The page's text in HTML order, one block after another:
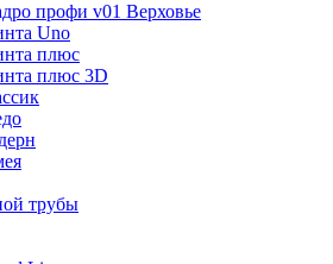
профи v01 Верховье
Uno
плюс
плюс 3D
трубы